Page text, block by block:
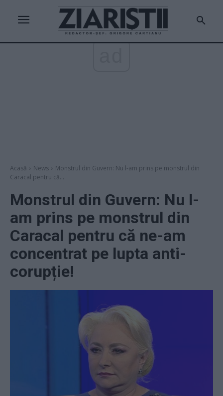
Acasă News
Monstrul din Guvern: Nu l-am prins pe monstrul din
Caracal pentru că...
Monstrul din Guvern: Nu l-
am prins pe monstrul din
Caracal pentru că ne-am
concentrat pe lupta anti-
corupție!